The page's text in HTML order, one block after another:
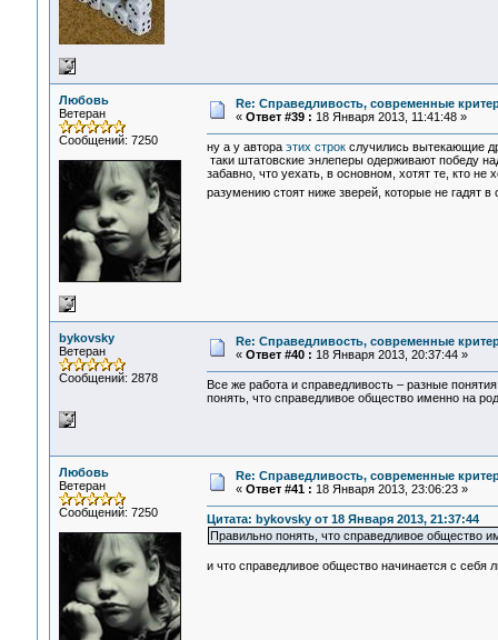
Любовь
Ветеран
Сообщений: 7250
Re: Справедливость, современные
« Ответ #39 : 18 Января 2013, 11:41:48 »
ну а у автора этих строкслучились вытекающие
таки штатовские энлеперы одерживают победу
забавно, что уехать, в основном, хотят те, кто не
разумению стоят ниже зверей, которые не гадят
bykovsky
Ветеран
Сообщений: 2878
Re: Справедливость, современные
« Ответ #40 : 18 Января 2013, 20:37:44 »
Все же работа и справедливость – разные
понять, что справедливое общество именно на
Любовь
Ветеран
Сообщений: 7250
Re: Справедливость, современные
« Ответ #41 : 18 Января 2013, 23:06:23 »
Цитата: bykovsky от 18 Января 2013, 21:37:44
Правильно понять, что справедливое общество
и что справедливое общество начинается с себя